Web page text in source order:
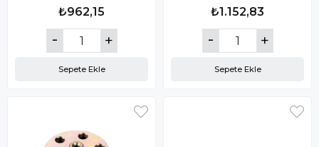
₺962,15
Sepete Ekle
₺1.152,83
Sepete Ekle